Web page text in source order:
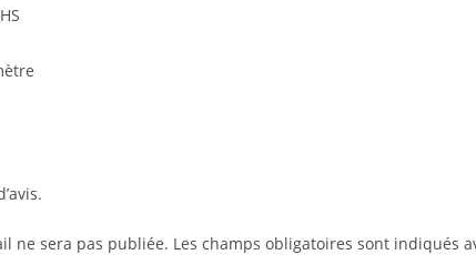
ne sera pas publiée. Les champs obligatoires sont indiqués